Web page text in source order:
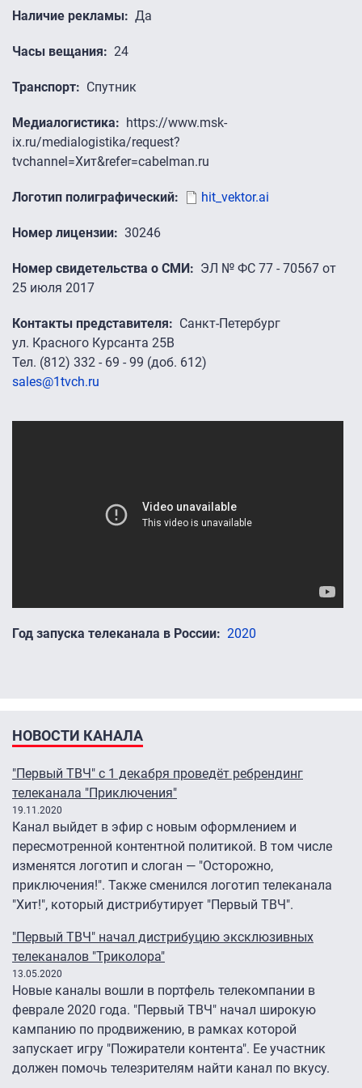
Наличие рекламы Да
Часы вещания 24
Транспорт Спутник
Медиалогистика
https://www.msk-
ix.ru/medialogistika/request?
tvchannel=Хит&refer=cabelman.ru
Логотип полиграфический hit_vektor.ai
Номер лицензии 30246
Номер свидетельства о СМИ
ЭЛ № ФС 77 - 70567 от
25 июля 2017
Контакты представителя
Санкт-Петербург
ул. Красного Курсанта 25B
Тел. (812) 332 - 69 - 99 (доб. 612)
sales@1tvch.ru
Год запуска телеканала в России 2020
НОВОСТИ КАНАЛА
"Первый ТВЧ" с 1 декабря проведёт ребрендинг
телеканала "Приключения"
19.11.2020
Канал выйдет в эфир с новым оформлением и
пересмотренной контентной политикой. В том числе
изменятся логотип и слоган — "Осторожно,
приключения!". Также сменился логотип телеканала
"Хит!", который дистрибутирует "Первый ТВЧ".
"Первый ТВЧ" начал дистрибуцию эксклюзивных
телеканалов "Триколора"
13.05.2020
Новые каналы вошли в портфель телекомпании в
феврале 2020 года. "Первый ТВЧ" начал широкую
кампанию по продвижению, в рамках которой
запускает игру "Пожиратели контента". Ее участник
должен помочь телезрителям найти канал по вкусу.